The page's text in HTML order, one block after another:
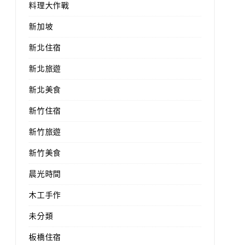
料理大作戰
新加坡
新北住宿
新北旅遊
新北美食
新竹住宿
新竹旅遊
新竹美食
晨光時間
木工手作
未分類
板橋住宿